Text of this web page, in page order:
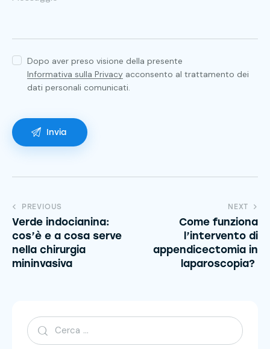
Dopo aver preso visione della presente
Informativa sulla Privacy acconsento al trattamento dei
dati personali comunicati.
PREVIOUS
Verde indocianina:
cos’è e a cosa serve
nella chirurgia
mininvasiva
NEXT
Come funziona
l’intervento di
appendicectomia in
laparoscopia?